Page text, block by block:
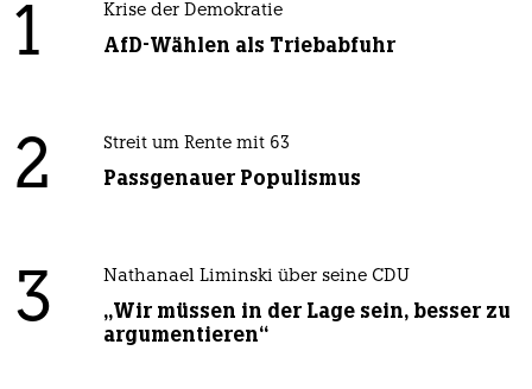
1 Krise der Demokratie
AfD-Wählen als Triebabfuhr
2 Streit um Rente mit 63
Passgenauer Populismus
3 Nathanael Liminski über seine CDU
„Wir müssen in der Lage sein, besser zu
argumentieren“